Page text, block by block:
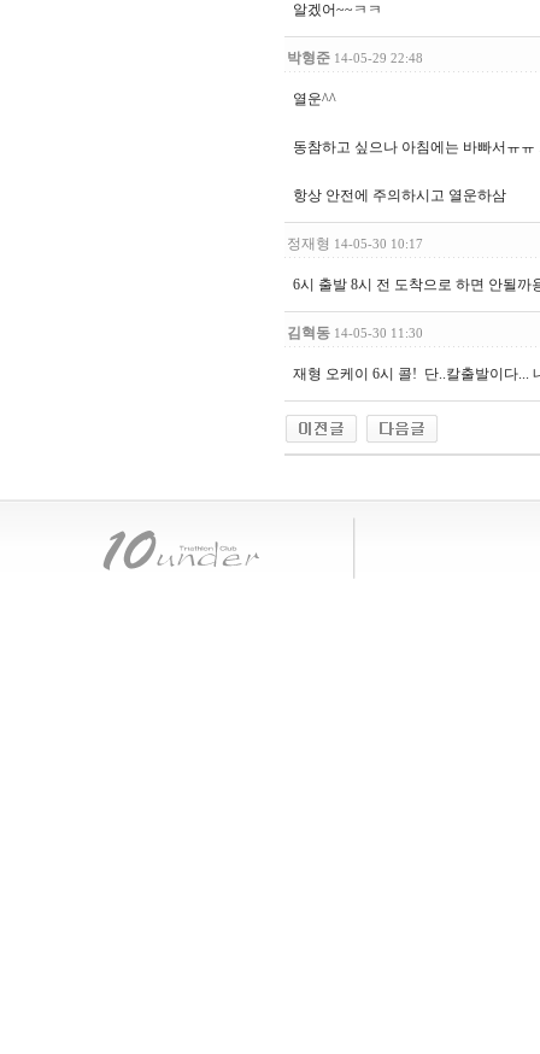
알겠어~~ㅋㅋ
박형준 14-05-29 22:48
열운^^
동참하고 싶으나 아침에는 바빠서ㅠ
항상 안전에 주의하시고 열운하삼
정재형 14-05-30 10:17
6시 출발 8시 전 도착으로 하면 안될까
김혁동 14-05-30 11:30
재형 오케이 6시 콜! 단..칼출발이다...